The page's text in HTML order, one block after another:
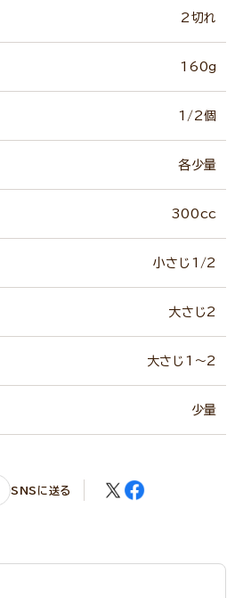
2切れ
160g
1/2個
各少量
300cc
小さじ1/2
大さじ2
大さじ1～2
少量
SNSに送る